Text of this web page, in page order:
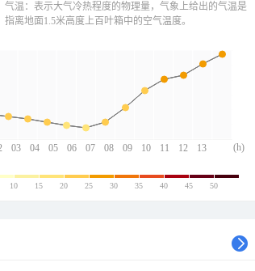
03 04 05 06 07 08 09 10 11 12 13
(h)
气温：表示大气冷热程度的物理量，气象上给出的气温是
指离地面1.5米高度上百叶箱中的空气温度。
10 15 20 25 30 35 40 45 50